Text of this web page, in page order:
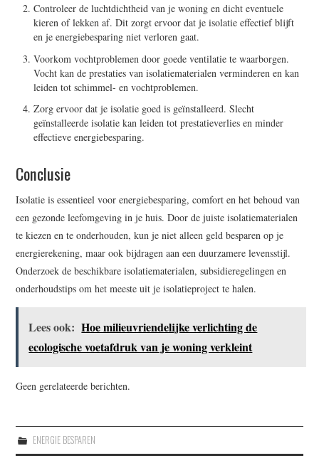
Controleer de luchtdichtheid van je woning en dicht eventuele
kieren of lekken af. Dit zorgt ervoor dat je isolatie effectief blijft
en je energiebesparing niet verloren gaat.
Voorkom vochtproblemen door goede ventilatie te waarborgen.
Vocht kan de prestaties van isolatiematerialen verminderen en kan
leiden tot schimmel- en vochtproblemen.
Zorg ervoor dat je isolatie goed is geïnstalleerd. Slecht
geïnstalleerde isolatie kan leiden tot prestatieverlies en minder
effectieve energiebesparing.
Conclusie
Isolatie is essentieel voor energiebesparing, comfort en het behoud van
een gezonde leefomgeving in je huis. Door de juiste isolatiematerialen
te kiezen en te onderhouden, kun je niet alleen geld besparen op je
energierekening, maar ook bijdragen aan een duurzamere levensstijl.
Onderzoek de beschikbare isolatiematerialen, subsidieregelingen en
onderhoudstips om het meeste uit je isolatieproject te halen.
Lees ook: Hoe milieuvriendelijke verlichting de
ecologische voetafdruk van je woning verkleint
Geen gerelateerde berichten.
ENERGIE BESPAREN